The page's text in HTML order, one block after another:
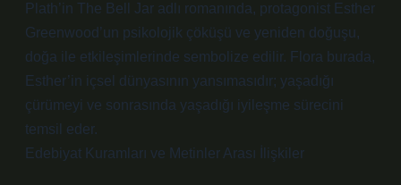
Plath’in The Bell Jar adlı romanında, protagonist Esther
Greenwood’un psikolojik çöküşü ve yeniden doğuşu,
doğa ile etkileşimlerinde sembolize edilir. Flora burada,
Esther’in içsel dünyasının yansımasıdır; yaşadığı
çürümeyi ve sonrasında yaşadığı iyileşme sürecini
temsil eder.
Edebiyat Kuramları ve Metinler Arası İlişkiler